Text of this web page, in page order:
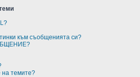
към съобщенията си?
на темите?